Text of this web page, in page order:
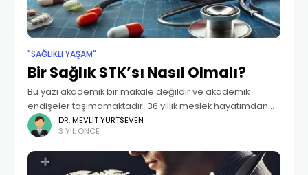
"SAĞLIKLI YAŞAM"
Bir Sağlık STK’sı Nasıl Olmalı?
Bu yazı akademik bir makale değildir ve akademik
endişeler taşımamaktadır. 36 yıllık meslek hayatımdan
ve son 15 yıldır her seviyede çalıştığım tıbbi yardım
alanından tecrübe paylaşımıdır. Okuyucularımdan yazıyı
böyle değerlendirmelerini
DR. MEVLIT YURTSEVEN
3 YIL ÖNCE